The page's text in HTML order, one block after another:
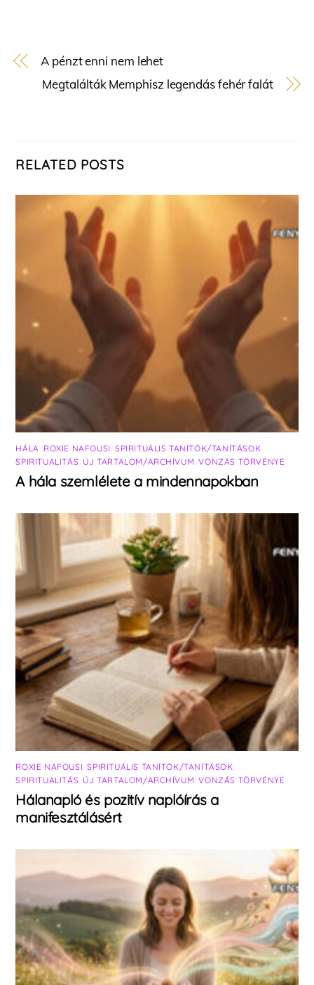
A pénzt enni nem lehet
Megtalálták Memphisz legendás fehér falát
RELATED POSTS
HÁLA ROXIE NAFOUSI SPIRITUÁLIS TANÍTÓK/TANÍTÁSOK
SPIRITUALITÁS ÚJ TARTALOM/ARCHÍVUM ,VONZÁS TÖRVÉNYE
A hála szemlélete a mindennapokban
ROXIE NAFOUSI ,SPIRITUÁLIS TANÍTÓK/TANÍTÁSOK
SPIRITUALITÁS ÚJ TARTALOM/ARCHÍVUM ,VONZÁS TÖRVÉNYE
Hálanapló és pozitív naplóírás a
manifesztálásért